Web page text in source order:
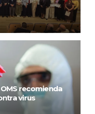
recomienda
virus